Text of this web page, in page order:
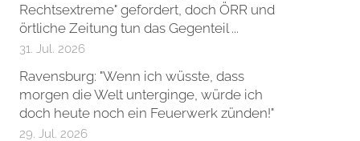
Rechtsextreme" gefordert, doch ÖRR und
örtliche Zeitung tun das Gegenteil ...
31. Jul. 2026
Ravensburg: "Wenn ich wüsste, dass
morgen die Welt unterginge, würde ich
doch heute noch ein Feuerwerk zünden!"
29. Jul. 2026